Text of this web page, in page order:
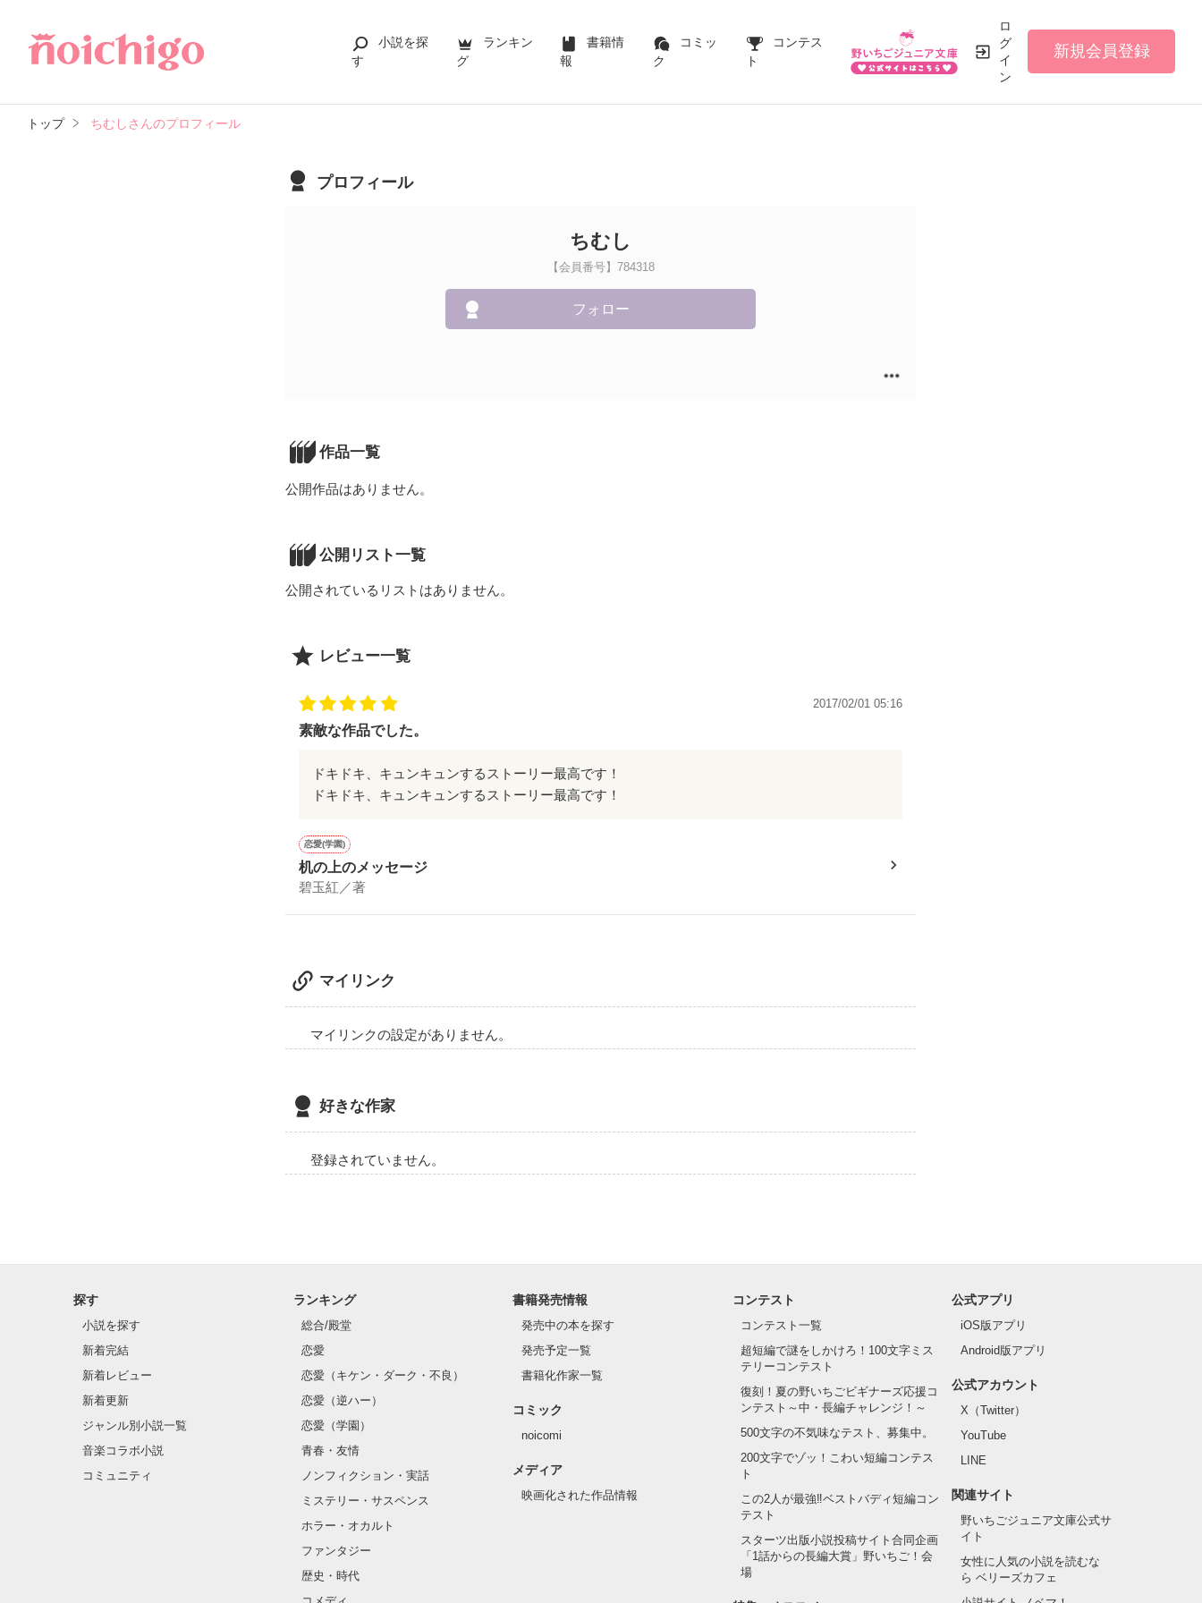
小説を探
す
ランキン
グ
書籍情
報
コミッ
ク
コンテス
ト
ロ
グ
イ
ン
新規会員登録
トップ ちむしさんのプロフィール
プロフィール
ちむし
【会員番号】784318
フォロー
作品一覧
公開作品はありません。
公開リスト一覧
公開されているリストはありません。
レビュー一覧
2017/02/01 05:16
素敵な作品でした。
ドキドキ、キュンキュンするストーリー最高です！
ドキドキ、キュンキュンするストーリー最高です！
恋愛(学園)
机の上のメッセージ
碧玉紅／著
マイリンク
マイリンクの設定がありません。
好きな作家
登録されていません。
探す
小説を探す
新着完結
新着レビュー
新着更新
ジャンル別小説一覧
音楽コラボ小説
コミュニティ
ランキング
総合/殿堂
恋愛
恋愛（キケン・ダーク・不良）
恋愛（逆ハー）
恋愛（学園）
青春・友情
ノンフィクション・実話
ミステリー・サスペンス
ホラー・オカルト
ファンタジー
歴史・時代
書籍発売情報
発売中の本を探す
発売予定一覧
書籍化作家一覧
コミック
noicomi
メディア
映画化された作品情報
コンテスト
コンテスト一覧
超短編で謎をしかけろ！100文字ミス
テリーコンテスト
復刻！夏の野いちごビギナーズ応援コ
ンテスト～中・長編チャレンジ！～
500文字の不気味なテスト、募集中。
200文字でゾッ！こわい短編コンテス
ト
この2人が最強‼ベストバディ短編コン
テスト
スターツ出版小説投稿サイト合同企画
「1話からの長編大賞」野いちご！会
場
公式アプリ
iOS版アプリ
Android版アプリ
公式アカウント
X（Twitter）
YouTube
LINE
関連サイト
野いちごジュニア文庫公式サ
イト
女性に人気の小説を読むな
ら ベリーズカフェ